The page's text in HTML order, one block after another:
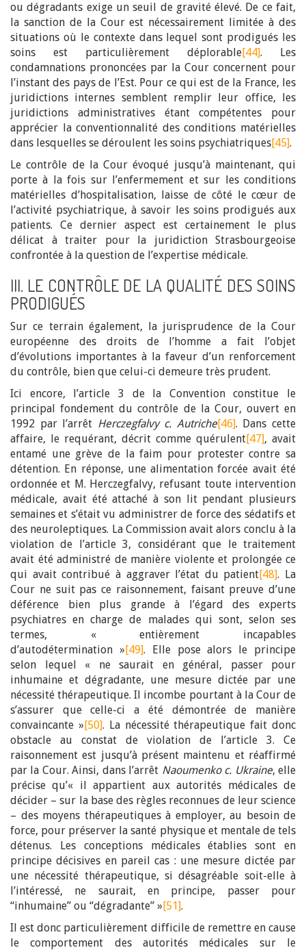
ou dégradants exige un seuil de gravité élevé. De ce fait,
la sanction de la Cour est nécessairement limitée à des
situations où le contexte dans lequel sont prodigués les
soins est particulièrement déplorable[44]. Les
condamnations prononcées par la Cour concernent pour
l’instant des pays de l’Est. Pour ce qui est de la France, les
juridictions internes semblent remplir leur office, les
juridictions administratives étant compétentes pour
apprécier la conventionnalité des conditions matérielles
dans lesquelles se déroulent les soins psychiatriques[45].
Le contrôle de la Cour évoqué jusqu’à maintenant, qui
porte à la fois sur l’enfermement et sur les conditions
matérielles d’hospitalisation, laisse de côté le cœur de
l’activité psychiatrique, à savoir les soins prodigués aux
patients. Ce dernier aspect est certainement le plus
délicat à traiter pour la juridiction Strasbourgeoise
confrontée à la question de l’expertise médicale.
III. LE CONTRÔLE DE LA QUALITÉ DES SOINS
PRODIGUÉS
Sur ce terrain également, la jurisprudence de la Cour
européenne des droits de l’homme a fait l’objet
d’évolutions importantes à la faveur d’un renforcement
du contrôle, bien que celui-ci demeure très prudent.
Ici encore, l’article 3 de la Convention constitue le
principal fondement du contrôle de la Cour, ouvert en
1992 par l’arrêt Herczegfalvy c. Autriche[46]. Dans cette
affaire, le requérant, décrit comme quérulent[47], avait
entamé une grève de la faim pour protester contre sa
détention. En réponse, une alimentation forcée avait été
ordonnée et M. Herczegfalvy, refusant toute intervention
médicale, avait été attaché à son lit pendant plusieurs
semaines et s’était vu administrer de force des sédatifs et
des neuroleptiques. La Commission avait alors conclu à la
violation de l’article 3, considérant que le traitement
avait été administré de manière violente et prolongée ce
qui avait contribué à aggraver l’état du patient[48]. La
Cour ne suit pas ce raisonnement, faisant preuve d’une
déférence bien plus grande à l’égard des experts
psychiatres en charge de malades qui sont, selon ses
termes, « entièrement incapables
d’autodétermination »[49]. Elle pose alors le principe
selon lequel « ne saurait en général, passer pour
inhumaine et dégradante, une mesure dictée par une
nécessité thérapeutique. Il incombe pourtant à la Cour de
s’assurer que celle-ci a été démontrée de manière
convaincante »[50]. La nécessité thérapeutique fait donc
obstacle au constat de violation de l’article 3. Ce
raisonnement est jusqu’à présent maintenu et réaffirmé
par la Cour. Ainsi, dans l’arrêt Naoumenko c. Ukraine, elle
précise qu’« il appartient aux autorités médicales de
décider – sur la base des règles reconnues de leur science
– des moyens thérapeutiques à employer, au besoin de
force, pour préserver la santé physique et mentale de tels
détenus. Les conceptions médicales établies sont en
principe décisives en pareil cas : une mesure dictée par
une nécessité thérapeutique, si désagréable soit-elle à
l’intéressé, ne saurait, en principe, passer pour
“inhumaine” ou “dégradante” »[51].
Il est donc particulièrement difficile de remettre en cause
le comportement des autorités médicales sur le